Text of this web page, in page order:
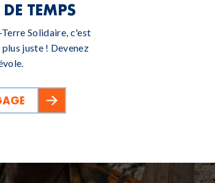
TEMPS
Solidaire, c'est
juste ! Devenez